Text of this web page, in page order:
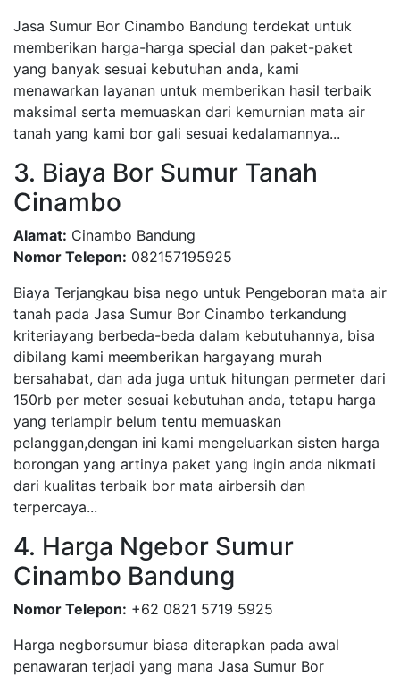
Jasa Sumur Bor Cinambo Bandung terdekat untuk
memberikan harga-harga special dan paket-paket
yang banyak sesuai kebutuhan anda, kami
menawarkan layanan untuk memberikan hasil terbaik
maksimal serta memuaskan dari kemurnian mata air
tanah yang kami bor gali sesuai kedalamannya...
3. Biaya Bor Sumur Tanah
Cinambo
Alamat: Cinambo Bandung
Nomor Telepon: 082157195925
Biaya Terjangkau bisa nego untuk Pengeboran mata air
tanah pada Jasa Sumur Bor Cinambo terkandung
kriteriayang berbeda-beda dalam kebutuhannya, bisa
dibilang kami meemberikan hargayang murah
bersahabat, dan ada juga untuk hitungan permeter dari
150rb per meter sesuai kebutuhan anda, tetapu harga
yang terlampir belum tentu memuaskan
pelanggan,dengan ini kami mengeluarkan sisten harga
borongan yang artinya paket yang ingin anda nikmati
dari kualitas terbaik bor mata airbersih dan
terpercaya...
4. Harga Ngebor Sumur
Cinambo Bandung
Nomor Telepon: +62 0821 5719 5925
Harga negborsumur biasa diterapkan pada awal
penawaran terjadi yang mana Jasa Sumur Bor